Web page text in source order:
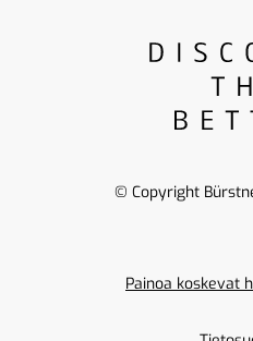
Painoa koskevat
© Copyright